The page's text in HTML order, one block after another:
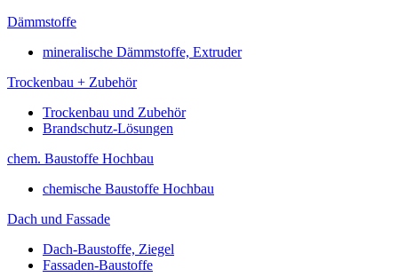
Dämmstoffe
mineralische Dämmstoffe, Extruder
Trockenbau + Zubehör
Trockenbau und Zubehör
Brandschutz-Lösungen
chem. Baustoffe Hochbau
chemische Baustoffe Hochbau
Dach und Fassade
Dach-Baustoffe, Ziegel
Fassaden-Baustoffe